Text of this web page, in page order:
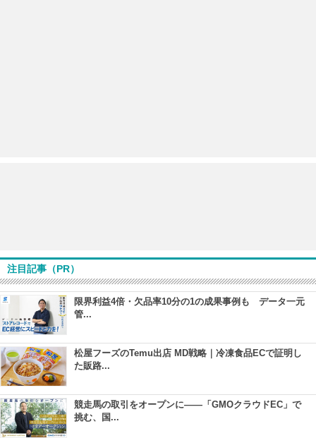
注目記事（PR）
限界利益4倍・欠品率10分の1の成果事例も データ一元
管...
松屋フーズのTemu出店 MD戦略｜冷凍食品ECで証明し
た販路...
競走馬の取引をオープンに――「GMOクラウドEC」で
挑む、国...